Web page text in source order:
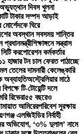
দিবস খুলনা
টাকার সম্পদ আড়াই
ঘিরে
অবস্থান সবসময় শান্তির
শিক্ষাঙ্গনে সন্ত্রাস
করপোরেশন কর্মকর্তার
হাজার টন চাল ফেরত পাঠাচ্ছে
তেলের দামনারী কেলেঙ্কারি
অব্যাহতিঅস্ট্রেলিয়ার মাঠে
টি-টোয়েন্টি দলে
রিভেরা৫৫ বছরেও
আমিরেরপরিবেশ সুরক্ষায়
এলজিইডির নির্বাহী
অভিযোগ, ‘৩% দুলাল’ নামে